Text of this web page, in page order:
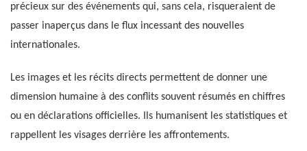
précieux sur des événements qui, sans cela, risqueraient de
passer inaperçus dans le flux incessant des nouvelles
internationales.
Les images et les récits directs permettent de donner une
dimension humaine à des conflits souvent résumés en chiffres
ou en déclarations officielles. Ils humanisent les statistiques et
rappellent les visages derrière les affrontements.